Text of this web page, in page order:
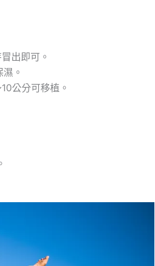
出即可。
。
公分可移植。